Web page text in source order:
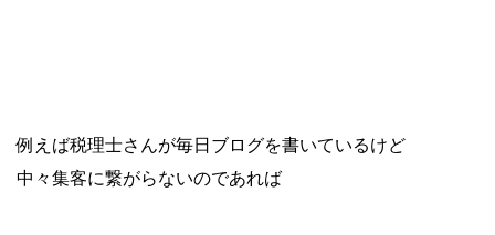
例えば税理士さんが毎日ブログを書いているけど
中々集客に繋がらないのであれば